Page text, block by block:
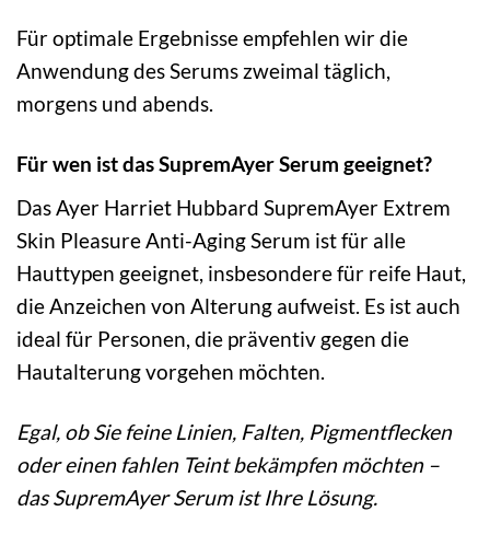
Für optimale Ergebnisse empfehlen wir die
Anwendung des Serums zweimal täglich,
morgens und abends.
Für wen ist das SupremAyer Serum geeignet?
Das Ayer Harriet Hubbard SupremAyer Extrem
Skin Pleasure Anti-Aging Serum ist für alle
Hauttypen geeignet, insbesondere für reife Haut,
die Anzeichen von Alterung aufweist. Es ist auch
ideal für Personen, die präventiv gegen die
Hautalterung vorgehen möchten.
Egal, ob Sie feine Linien, Falten, Pigmentflecken
oder einen fahlen Teint bekämpfen möchten –
das SupremAyer Serum ist Ihre Lösung.